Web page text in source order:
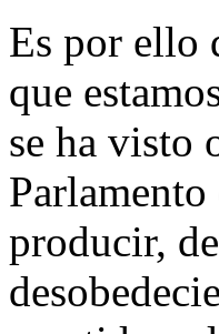
Es por ello
que
se ha visto
Parlamento
producir,